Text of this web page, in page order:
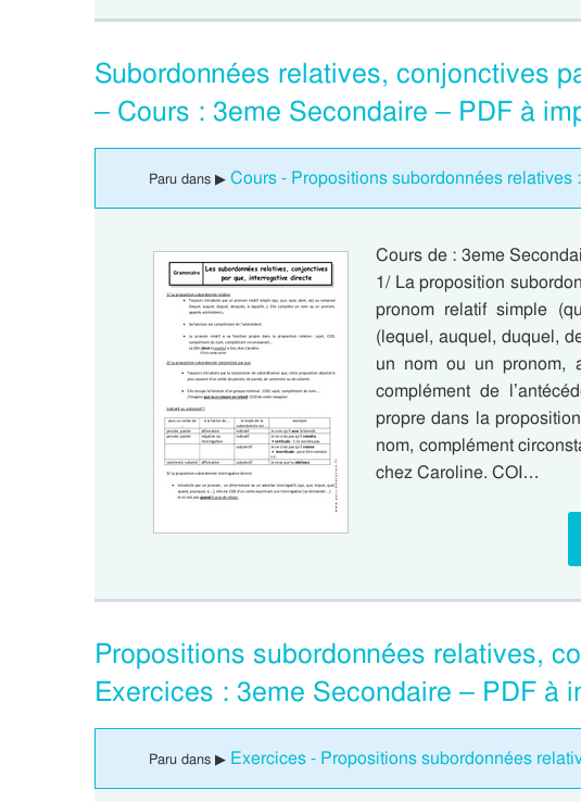
Subordonnées relatives, conjonctives
– Cours : 3eme Secondaire – PDF à
Paru dans ▶ Cours - Propositions subordonnées relatives
Cours de : 3eme
1/ La proposition
pronom relatif simple
(lequel, auquel, duquel,
un nom ou un pronom,
complément de
propre dans la
nom, complément
chez Caroline. COI…
Propositions subordonnées relatives,
Exercices : 3eme Secondaire – PDF à
Paru dans ▶ Exercices - Propositions subordonnées